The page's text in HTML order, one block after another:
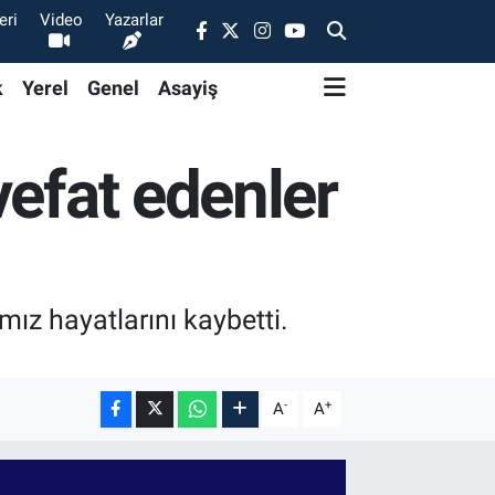
Video Yazarlar
Yerel Genel Asayiş
edenler
hayatlarını kaybetti.
A- A+